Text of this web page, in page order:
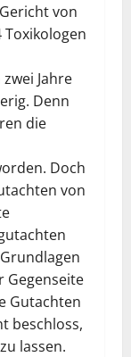
von
Jahre
Denn
die
Doch
von
Gegenseite
Gutachten
beschloss,
lassen.